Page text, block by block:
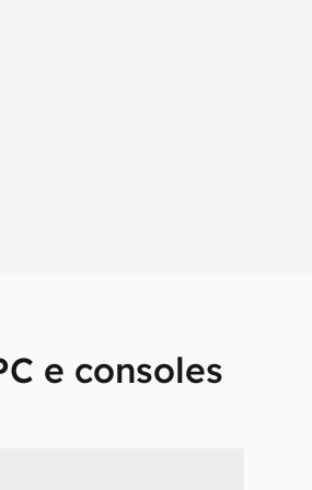
e consoles
primeira